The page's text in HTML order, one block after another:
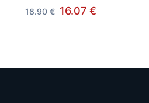
18.90 € 16.07 €